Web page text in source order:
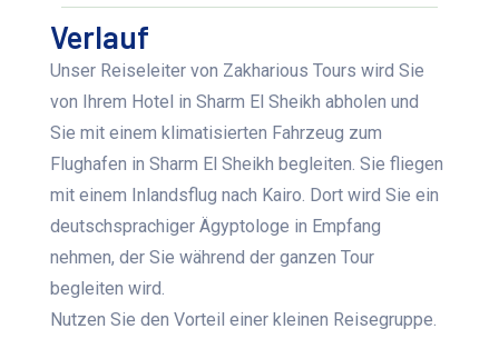
Verlauf
Unser Reiseleiter von Zakharious Tours wird Sie
von Ihrem Hotel in Sharm El Sheikh abholen und
Sie mit einem klimatisierten Fahrzeug zum
Flughafen in Sharm El Sheikh begleiten. Sie fliegen
mit einem Inlandsflug nach Kairo. Dort wird Sie ein
deutschsprachiger Ägyptologe in Empfang
nehmen, der Sie während der ganzen Tour
begleiten wird.
Nutzen Sie den Vorteil einer kleinen Reisegruppe.